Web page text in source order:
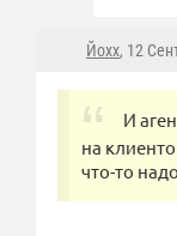
Йохх, 12
И
на
что-то